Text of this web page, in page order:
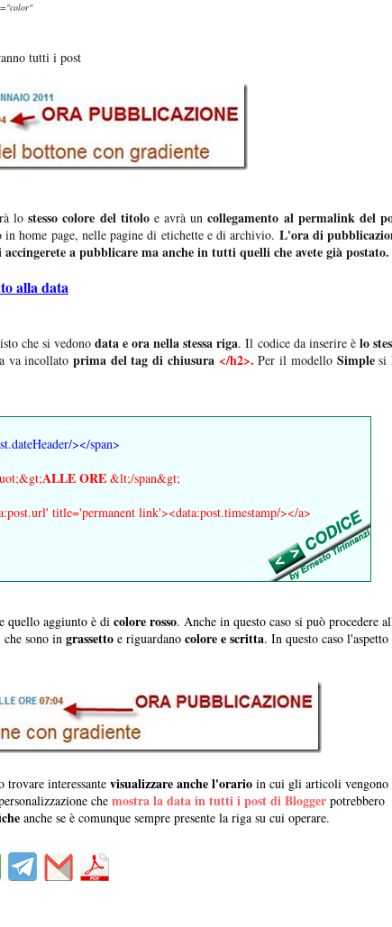
tutti i post
lostesso colore del titoloe avrà uncollegamento al permalink del
home page, nelle pagine di etichette e di archivio. L'ora di
a pubblicare ma anche in tutti quelli che avete già postato.
alla data
che si vedono data e ora nella stessa riga. Il codice da inserire è lo
va incollato prima del tag di chiusura </h2>. Per il modello Simplesi
></span>
ALLE ORE &lt;/span&gt;
title='permanent link'><data:post.timestamp/></a>
quello aggiunto è di colore rosso. Anche in questo caso si può procedere
sono in grassetto e riguardano colore e scritta. In questo caso l'aspetto
interessante visualizzare anche l'orario in cui gli articoli vengono
che mostra la data in tutti i post di Blogger potrebbero
anche se è comunque sempre presente la riga su cui operare.